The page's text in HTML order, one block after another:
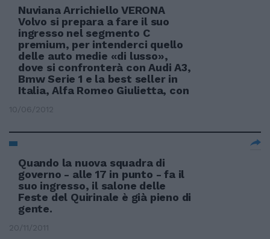
Nuviana Arrichiello VERONA
Volvo si prepara a fare il suo
ingresso nel segmento C
premium, per intenderci quello
delle auto medie «di lusso»,
dove si confronterà con Audi A3,
Bmw Serie 1 e la best seller in
Italia, Alfa Romeo Giulietta, con
10/06/2012
Quando la nuova squadra di
governo - alle 17 in punto - fa il
suo ingresso, il salone delle
Feste del Quirinale è già pieno di
gente.
20/11/2011